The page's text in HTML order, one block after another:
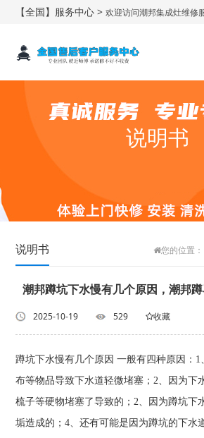
【全国】服务中心 >欢迎访问潮邦集成灶维修
说明书
说明书 您的位置：
潮邦蹲坑下水慢有几个原因，潮邦
2025-10-19 529 收藏
蹲坑下水慢有几个原因 一般有四种原因：
布等物品导致下水道轻微堵塞；2、因为下
梳子等硬物堵塞了导致的；2、因为蹲坑下
垢造成的；4、还有可能是因为蹲坑的下水